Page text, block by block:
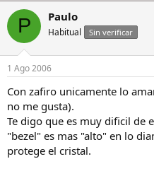
P Paulo
Habitual Sin verificar
1 Ago 2006
Con zafiro unicamente lo
no me gusta).
Te digo que es muy dificil de
"bezel" es mas "alto" en lo
protege el cristal.